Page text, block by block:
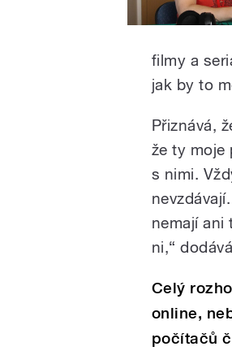
filmy a
jak by to
Přiznává,
že ty moje
s nimi.
nemají ani
ni,“
Celý
online,
počítačů